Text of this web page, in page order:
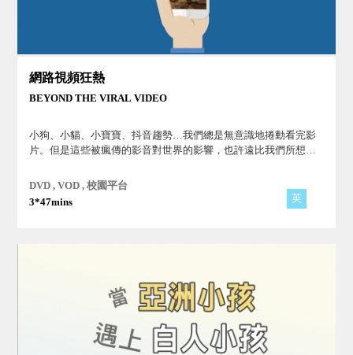
網路視頻狂熱
BEYOND THE VIRAL VIDEO
小狗、小貓、小寶寶、抖音趨勢…我們總是無意識地捲動看完影
片。但是這些被瘋傳的影音對世界的影響，也許遠比我們所想的
DVD , VOD , 校園平台
3*47mins
英